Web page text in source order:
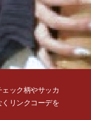
ック柄やサッカ
リンクコーデを